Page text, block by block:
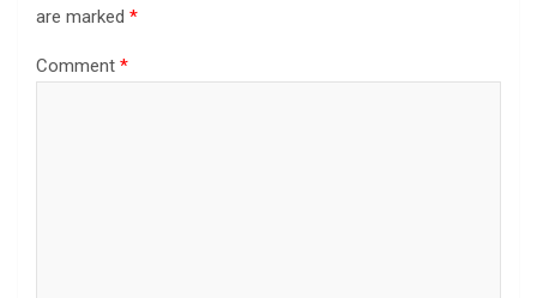
are marked *
Comment *